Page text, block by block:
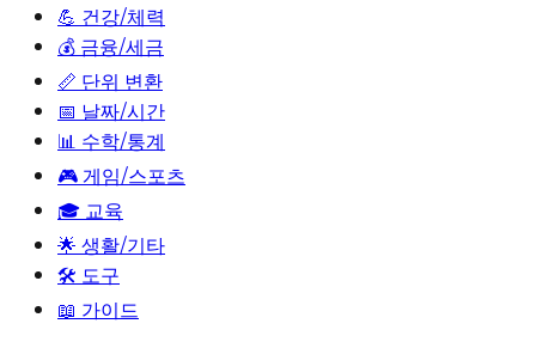
💪 건강/체력
💰 금융/세금
📏 단위 변환
📅 날짜/시간
📊 수학/통계
🎮게임/스포츠
🎓 교육
🌟 생활/기타
🛠️ 도구
📖 가이드